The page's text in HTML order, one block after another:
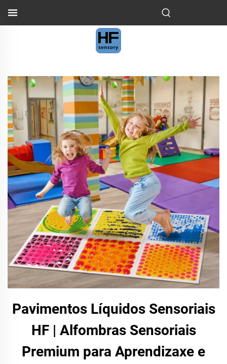
Pavimentos Líquidos Sensoriais
HF | Alfombras Sensoriais
Premium para Aprendizaxe e